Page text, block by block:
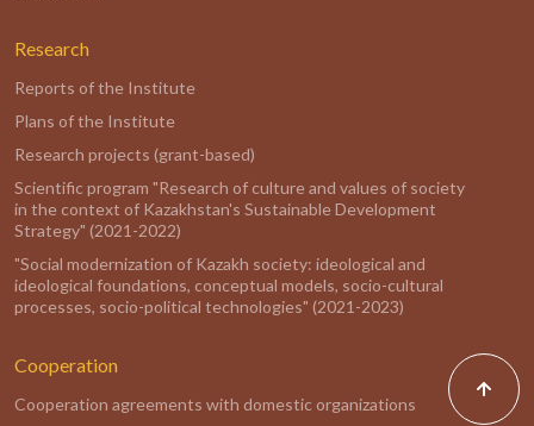
Research
Reports of the Institute
Plans of the Institute
Research projects (grant-based)
Scientific program "Research of culture and values of society
in the context of Kazakhstan's Sustainable Development
Strategy" (2021-2022)
"Social modernization of Kazakh society: ideological and
ideological foundations, conceptual models, socio-cultural
processes, socio-political technologies" (2021-2023)
Cooperation
Cooperation agreements with domestic organizations